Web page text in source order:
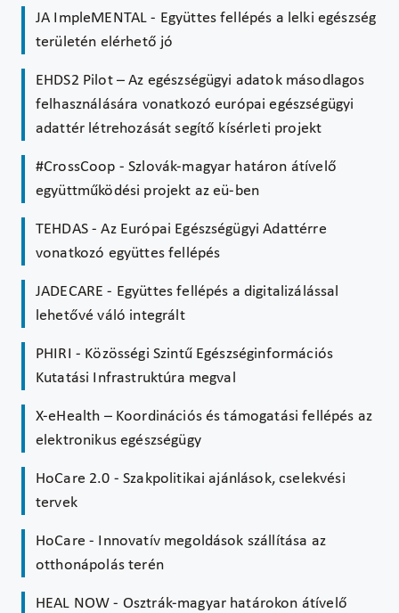
JA ImpleMENTAL - Együttes fellépés a lelki egészség
területén elérhető jó
EHDS2 Pilot – Az egészségügyi adatok másodlagos
felhasználására vonatkozó európai egészségügyi
adattér létrehozását segítő kísérleti projekt
#CrossCoop - Szlovák-magyar határon átívelő
együttműködési projekt az eü-ben
TEHDAS - Az Európai Egészségügyi Adattérre
vonatkozó együttes fellépés
JADECARE - Együttes fellépés a digitalizálással
lehetővé váló integrált
PHIRI - Közösségi Szintű Egészséginformációs
Kutatási Infrastruktúra megval
X-eHealth – Koordinációs és támogatási fellépés az
elektronikus egészségügy
HoCare 2.0 - Szakpolitikai ajánlások, cselekvési
tervek
HoCare - Innovatív megoldások szállítása az
otthonápolás terén
HEAL NOW - Osztrák-magyar határokon átívelő